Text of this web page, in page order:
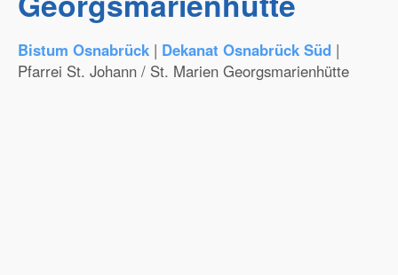
Bistum Osnabrück | Dekanat Osnabrück Süd |
Pfarrei St. Johann / St. Marien Georgsmarienhütte